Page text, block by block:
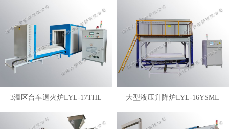
3温区台车退火炉LYL-17THL 大型液压升降炉LYL-16YSML